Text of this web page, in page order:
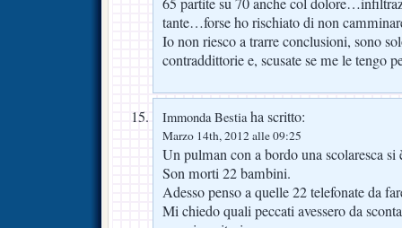
tante…forse ho rischiato di non
Io non riesco a trarre conclusioni, sono
contraddittorie e, scusate se me le tengo
Immonda Bestiaha scritto:
Marzo 14th, 2012 alle 09:25
Un pulman con a bordo una scolaresca
Son morti 22 bambini.
Adesso penso a quelle 22 telefonate da
Mi chiedo quali peccati avessero da